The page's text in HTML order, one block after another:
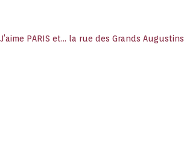
J’aime PARIS et… la rue des Grands Augustins